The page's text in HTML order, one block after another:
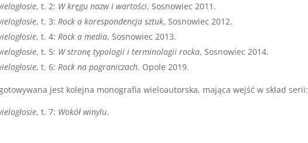
, t. 2: W kręgu nazw i wartości, Sosnowiec 2011.
, t. 3:Rock a korespondencja sztuk, Sosnowiec 2012.
, t. 4:Rock a media, Sosnowiec 2013.
, t. 5: W stronę typologii i terminologii rocka, Sosnowiec 2014.
, t. 6:Rock na pograniczach, Opole 2019.
jest kolejna monografia wieloautorska, mająca wejść w skład serii:
, t. 7: Wokół winylu.